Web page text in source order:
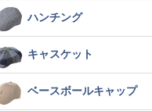
ハンチング
キャスケット
ベースボールキャップ